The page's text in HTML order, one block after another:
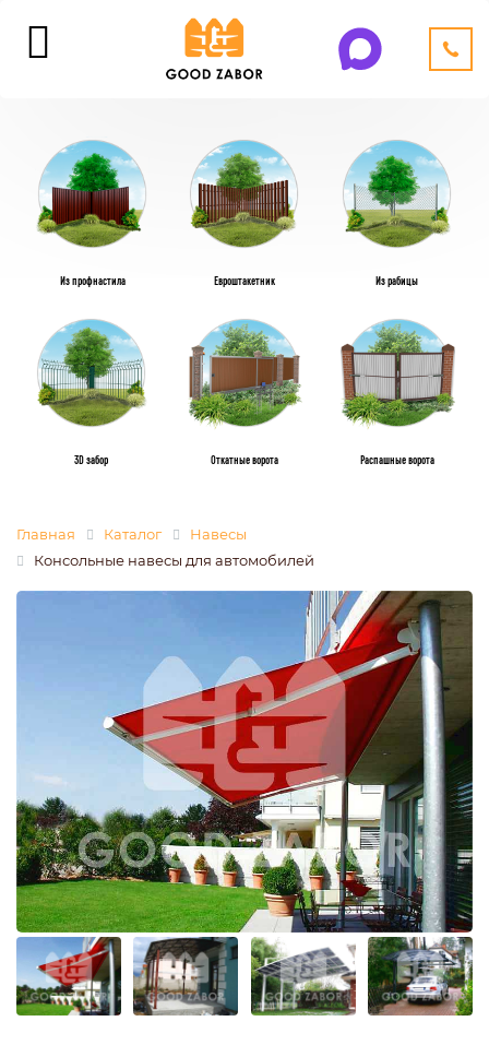
Из профнастила Евроштакетник Из рабицы
3D забор Откатные ворота Распашные ворота
Главная Каталог
Навесы
Консольные навесы для автомобилей